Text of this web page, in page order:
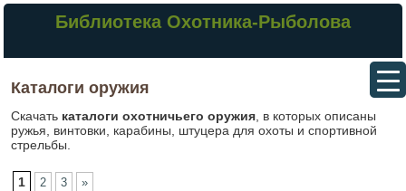
Библиотека Охотника-Рыболова
Каталоги оружия
Скачать каталоги охотничьего оружия, в которых описаны
ружья, винтовки, карабины, штуцера для охоты и спортивной
стрельбы.
1 2 3 »